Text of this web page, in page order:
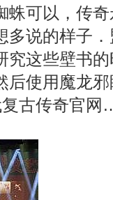
蛛可以，传
多说的样子
究这些壁书
后使用魔龙
复古传奇官